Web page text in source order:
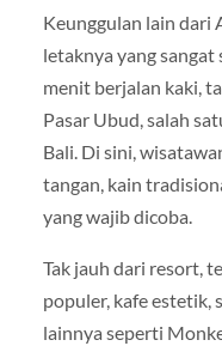
Keunggulan lain dari
letaknya yang sangat
menit berjalan kaki,
Pasar Ubud, salah
Bali. Di sini,
tangan, kain
yang wajib dicoba.
Tak jauh dari resort,
populer, kafe
lainnya seperti